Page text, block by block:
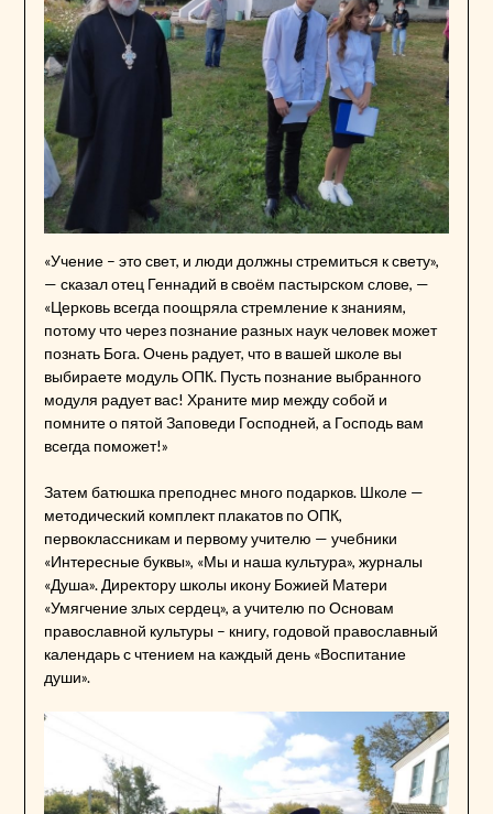
«Учение – это свет, и люди должны стремиться к свету»,
— сказал отец Геннадий в своём пастырском слове, —
«Церковь всегда поощряла стремление к знаниям,
потому что через познание разных наук человек может
познать Бога. Очень радует, что в вашей школе вы
выбираете модуль ОПК. Пусть познание выбранного
модуля радует вас! Храните мир между собой и
помните о пятой Заповеди Господней, а Господь вам
всегда поможет!»
Затем батюшка преподнес много подарков. Школе —
методический комплект плакатов по ОПК,
первоклассникам и первому учителю — учебники
«Интересные буквы», «Мы и наша культура», журналы
«Душа». Директору школы икону Божией Матери
«Умягчение злых сердец», а учителю по Основам
православной культуры – книгу, годовой православный
календарь с чтением на каждый день «Воспитание
души».